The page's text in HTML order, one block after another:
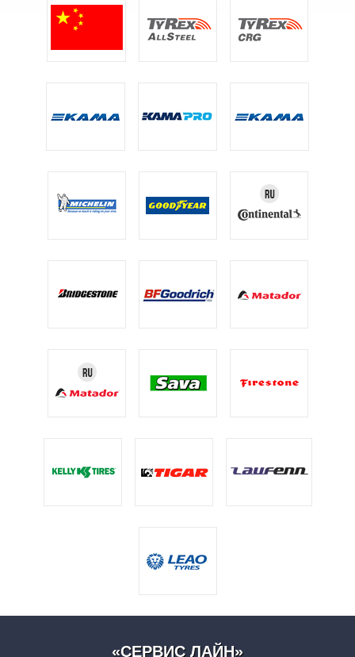
«СЕРВИС ЛАЙН»